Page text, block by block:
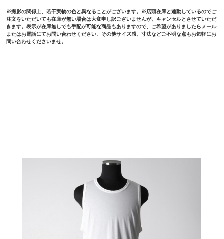
※撮影の関係上、若干実物の色と異なることがございます。※店頭在庫と連動しているのでご
注文をいただいても在庫が無い場合は大変申し訳ございませんが、キャンセルとさせていただ
きます。表示が在庫無しでも手配が可能な商品もありますので、ご希望がありましたらメール
またはお電話にてお問い合わせください。その他サイズ感、寸法などご不明な点もお気軽にお
問い合わせくださいませ。